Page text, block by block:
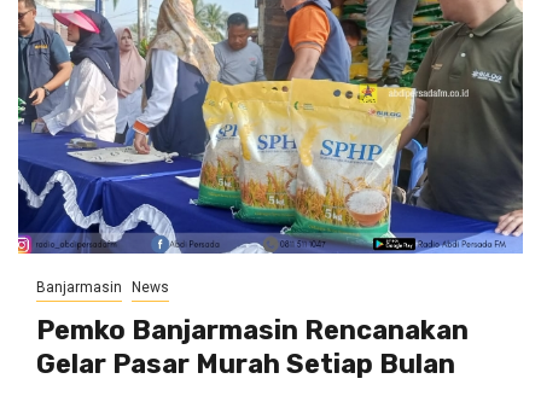
Banjarmasin News
Pemko Banjarmasin Rencanakan
Gelar Pasar Murah Setiap Bulan